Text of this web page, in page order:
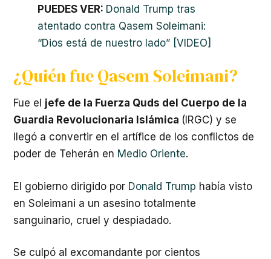
PUEDES VER: Donald Trump tras
atentado contra Qasem Soleimani:
“Dios está de nuestro lado” [VIDEO]
¿Quién fue Qasem Soleimani?
Fue el jefe de la Fuerza Quds del Cuerpo de la
Guardia Revolucionaria Islámica (IRGC) y se
llegó a convertir en el artífice de los conflictos de
poder de Teherán en Medio Oriente.
El gobierno dirigido por Donald Trump había visto
en Soleimani a un asesino totalmente
sanguinario, cruel y despiadado.
Se culpó al excomandante por cientos